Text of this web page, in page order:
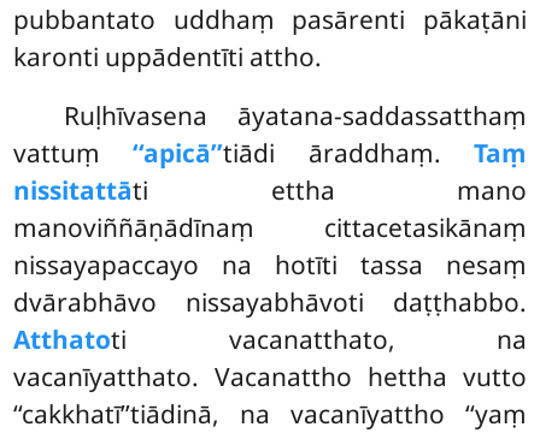
pubbantato uddhaṃ pasārenti pākaṭāni
karonti uppādentīti attho.
Ruḷhīvasena āyatana-saddassatthaṃ
vattuṃ‘‘apicā’’tiādi āraddhaṃ. Taṃ
nissitattāti ettha mano
manoviññāṇādīnaṃ cittacetasikānaṃ
nissayapaccayo na hotīti tassa nesaṃ
dvārabhāvo nissayabhāvoti daṭṭhabbo.
Atthatoti vacanatthato, na
vacanīyatthato. Vacanattho hettha vutto
‘‘cakkhatī’’tiādinā, na vacanīyattho ‘‘yaṃ